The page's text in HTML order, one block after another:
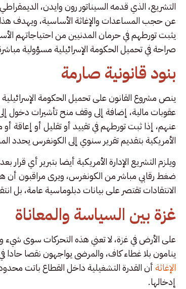
التشريع، الذي قدمه السيناتور رون وايدن،
عن حجب المساعدات والإغاثة الأساسية، ويهدف
يثبت تورطهم في حرمان المدنيين من احتياجاتهم
صراحة في تحميل الحكومة الإسرائيلية مسؤولية
بنود قانونية صارمة
ينص مشروع القانون على تحميل الحكومة
عقوبات مالية، إضافة إلى وقف منح تأشيرات دخول
عنهم، إذا ثبت تورطهم في تقييد أو تقليل أو إعاقة أو
الأمريكية بتقديم تقرير سنوي إلى الكونغرس يحدد
ويلزم التشريع الإدارة الأمريكية أيضا بتبرير أي
ضغط رقابي مباشر من الكونغرس، ويرى مراقبون أن
الانتقادات تقتصر على بيانات دبلوماسية عامة، بل
غزة بين السياسة والمعاناة
على الأرض في غزة، لا تعني هذه التحركات سوى شيء
ينامون بلا غطاء كاف، والمرضى يواجهون نقصا حادا
الإغاثةأن القدرة التشغيلية داخل القطاع باتت
إدخالها.